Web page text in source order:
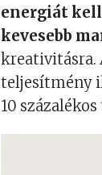
energiát
kevesebb
kreativitásra.
teljesítmény
10